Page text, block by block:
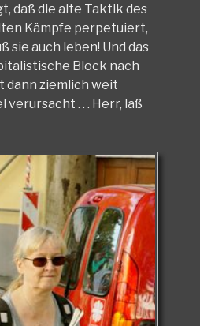
daß die alte Taktik des
Kämpfe perpetuiert,
sie auch leben! Und das
Block nach
dann ziemlich weit
verursacht . . . Herr, laß